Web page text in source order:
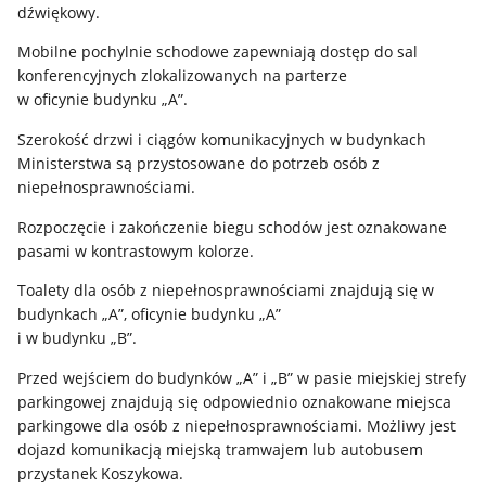
dźwiękowy.
Mobilne pochylnie schodowe zapewniają dostęp do sal
konferencyjnych zlokalizowanych na parterze
w oficynie budynku „A”.
Szerokość drzwi i ciągów komunikacyjnych w budynkach
Ministerstwa są przystosowane do potrzeb osób z
niepełnosprawnościami.
Rozpoczęcie i zakończenie biegu schodów jest oznakowane
pasami w kontrastowym kolorze.
Toalety dla osób z niepełnosprawnościami znajdują się w
budynkach „A”, oficynie budynku „A”
i w budynku „B”.
Przed wejściem do budynków „A” i „B” w pasie miejskiej strefy
parkingowej znajdują się odpowiednio oznakowane miejsca
parkingowe dla osób z niepełnosprawnościami. Możliwy jest
dojazd komunikacją miejską tramwajem lub autobusem
przystanek Koszykowa.